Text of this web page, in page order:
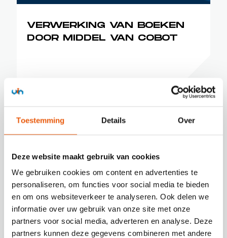
Toestemming Details Over
Deze website maakt gebruik van cookies
We gebruiken cookies om content en advertenties te
personaliseren, om functies voor social media te bieden
en om ons websiteverkeer te analyseren. Ook delen we
informatie over uw gebruik van onze site met onze
partners voor social media, adverteren en analyse. Deze
partners kunnen deze gegevens combineren met andere
VERWERKING VAN BOEKEN
DOOR MIDDEL VAN COBOT